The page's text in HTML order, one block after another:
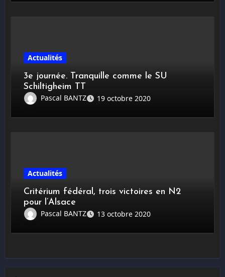
Actualités
3e journée. Tranquille comme le SU
Schiltigheim TT
Pascal BANTZ
19 octobre 2020
Actualités
Critérium fédéral, trois victoires en N2
pour l’Alsace
Pascal BANTZ
13 octobre 2020